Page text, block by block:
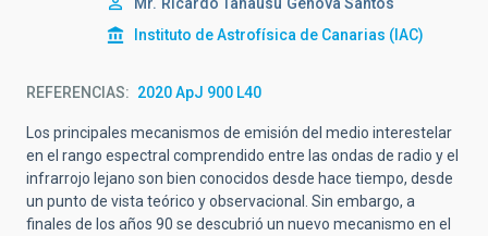
Instituto de Astrofísica de Canarias (IAC)
REFERENCIAS 2020 ApJ 900 L40
Los principales mecanismos de emisión del medio interestelar
en el rango espectral comprendido entre las ondas de radio y el
infrarrojo lejano son bien conocidos desde hace tiempo, desde
un punto de vista teórico y observacional. Sin embargo, a
finales de los años 90 se descubrió un nuevo mecanismo en el